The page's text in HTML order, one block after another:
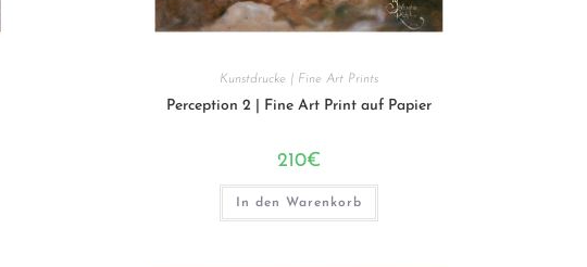
Kunstdrucke | Fine Art Prints
Perception 2 | Fine Art Print auf Papier
210€
In den Warenkorb